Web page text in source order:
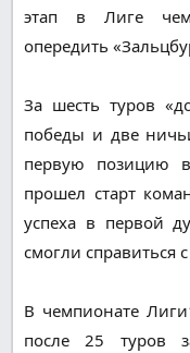
этап в Лиге
опередить
За шесть туров
победы и две
первую позицию
прошел старт
успеха в первой
смогли справиться
В чемпионате
после 25 туров